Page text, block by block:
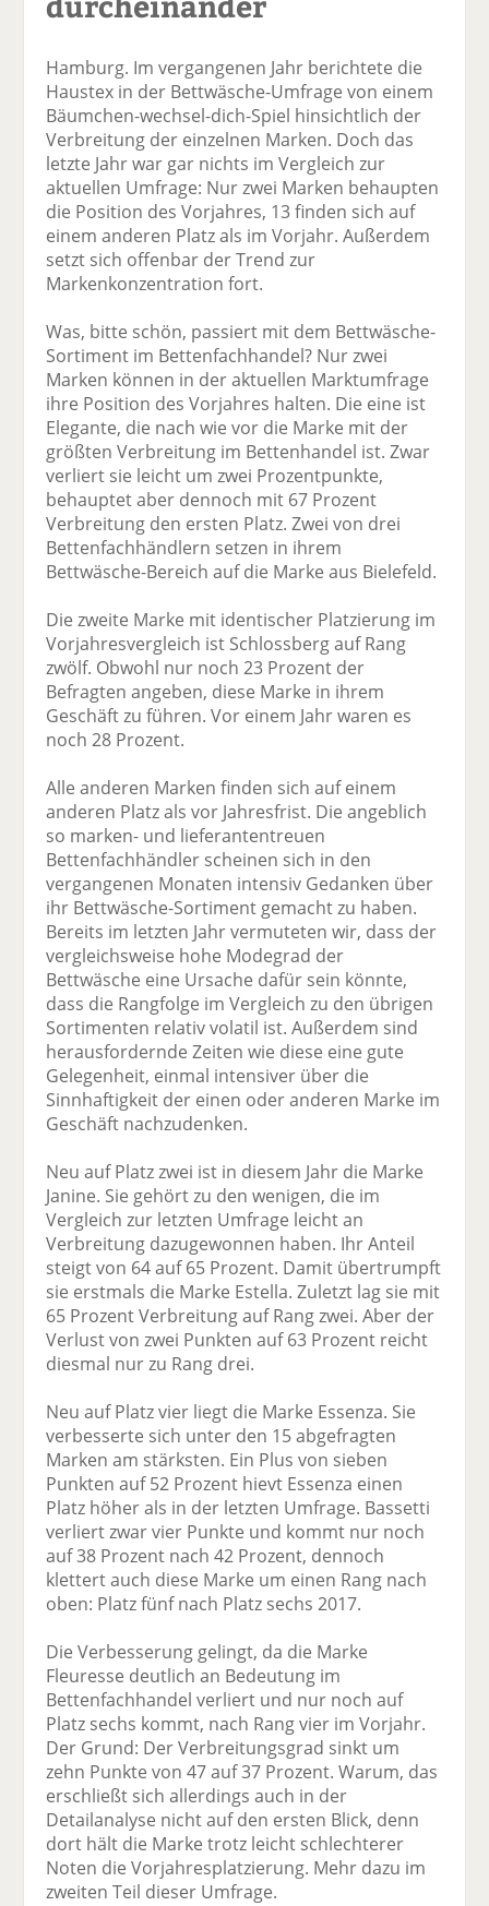
Hamburg. Im vergangenen Jahr berichtete die
Haustex in der Bettwäsche-Umfrage von einem
Bäumchen-wechsel-dich-Spiel hinsichtlich der
Verbreitung der einzelnen Marken. Doch das
letzte Jahr war gar nichts im Vergleich zur
aktuellen Umfrage: Nur zwei Marken behaupten
die Position des Vorjahres, 13 finden sich auf
einem anderen Platz als im Vorjahr. Außerdem
setzt sich offenbar der Trend zur
Markenkonzentration fort.
Was, bitte schön, passiert mit dem Bettwäsche-
Sortiment im Bettenfachhandel? Nur zwei
Marken können in der aktuellen Marktumfrage
ihre Position des Vorjahres halten. Die eine ist
Elegante, die nach wie vor die Marke mit der
größten Verbreitung im Bettenhandel ist. Zwar
verliert sie leicht um zwei Prozentpunkte,
behauptet aber dennoch mit 67 Prozent
Verbreitung den ersten Platz. Zwei von drei
Bettenfachhändlern setzen in ihrem
Bettwäsche-Bereich auf die Marke aus Bielefeld.
Die zweite Marke mit identischer Platzierung im
Vorjahresvergleich ist Schlossberg auf Rang
zwölf. Obwohl nur noch 23 Prozent der
Befragten angeben, diese Marke in ihrem
Geschäft zu führen. Vor einem Jahr waren es
noch 28 Prozent.
Alle anderen Marken finden sich auf einem
anderen Platz als vor Jahresfrist. Die angeblich
so marken- und lieferantentreuen
Bettenfachhändler scheinen sich in den
vergangenen Monaten intensiv Gedanken über
ihr Bettwäsche-Sortiment gemacht zu haben.
Bereits im letzten Jahr vermuteten wir, dass der
vergleichsweise hohe Modegrad der
Bettwäsche eine Ursache dafür sein könnte,
dass die Rangfolge im Vergleich zu den übrigen
Sortimenten relativ volatil ist. Außerdem sind
herausfordernde Zeiten wie diese eine gute
Gelegenheit, einmal intensiver über die
Sinnhaftigkeit der einen oder anderen Marke im
Geschäft nachzudenken.
Neu auf Platz zwei ist in diesem Jahr die Marke
Janine. Sie gehört zu den wenigen, die im
Vergleich zur letzten Umfrage leicht an
Verbreitung dazugewonnen haben. Ihr Anteil
steigt von 64 auf 65 Prozent. Damit übertrumpft
sie erstmals die Marke Estella. Zuletzt lag sie mit
65 Prozent Verbreitung auf Rang zwei. Aber der
Verlust von zwei Punkten auf 63 Prozent reicht
diesmal nur zu Rang drei.
Neu auf Platz vier liegt die Marke Essenza. Sie
verbesserte sich unter den 15 abgefragten
Marken am stärksten. Ein Plus von sieben
Punkten auf 52 Prozent hievt Essenza einen
Platz höher als in der letzten Umfrage. Bassetti
verliert zwar vier Punkte und kommt nur noch
auf 38 Prozent nach 42 Prozent, dennoch
klettert auch diese Marke um einen Rang nach
oben: Platz fünf nach Platz sechs 2017.
Die Verbesserung gelingt, da die Marke
Fleuresse deutlich an Bedeutung im
Bettenfachhandel verliert und nur noch auf
Platz sechs kommt, nach Rang vier im Vorjahr.
Der Grund: Der Verbreitungsgrad sinkt um
zehn Punkte von 47 auf 37 Prozent. Warum, das
erschließt sich allerdings auch in der
Detailanalyse nicht auf den ersten Blick, denn
dort hält die Marke trotz leicht schlechterer
Noten die Vorjahresplatzierung. Mehr dazu im
zweiten Teil dieser Umfrage.